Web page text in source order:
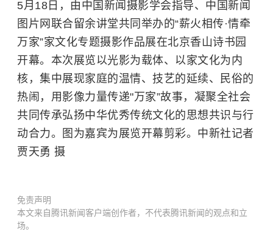
5月18日，由中国新闻摄影学会指导、中国新闻
图片网联合留余讲堂共同举办的“薪火相传·情牵
万家”家文化专题摄影作品展在北京香山诗书园
开幕。本次展览以光影为载体、以家文化为内
核，集中展现家庭的温情、技艺的延续、民俗的
热闹，用影像力量传递"万家”故事，凝聚全社会
共同传承弘扬中华优秀传统文化的思想共识与行
动合力。图为嘉宾为展览开幕剪彩。中新社记者
贾天勇 摄
免责声明
本文来自腾讯新闻客户端创作者，不代表腾讯新闻的观点和立
场。